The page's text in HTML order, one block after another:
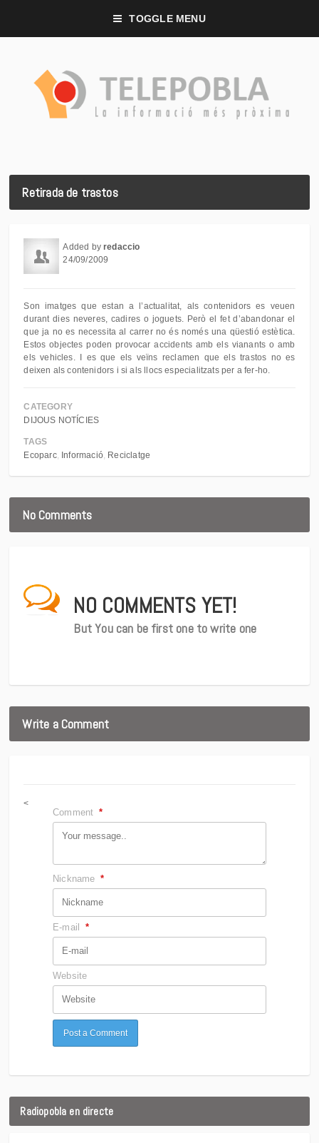
TOGGLE MENU
Retirada de trastos
Added byredaccio
24/09/2009
Son imatges que estan a l’actualitat, als contenidors es veuen
durant dies neveres, cadires o joguets. Però el fet d’abandonar el
que ja no es necessita al carrer no és només una qüestió estètica.
Estos objectes poden provocar accidents amb els vianants o amb
els vehicles. I es que els veïns reclamen que els trastos no es
deixen als contenidors i si als llocs especialitzats per a fer-ho.
CATEGORY
DIJOUS NOTÍCIES
TAGS
Ecoparc
Informació Reciclatge
No Comments
NO COMMENTS YET!
But You can be first one to write one
Write a Comment
<
Comment *
Nickname *
E-mail *
Website
Radiopobla en directe